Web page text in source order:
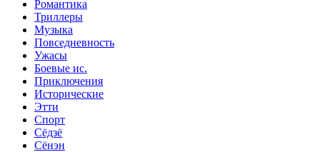
Романтика
Триллеры
Музыка
Повседневность
Ужасы
Боевые ис.
Приключения
Исторические
Этти
Спорт
Сёдзё
Сёнэн